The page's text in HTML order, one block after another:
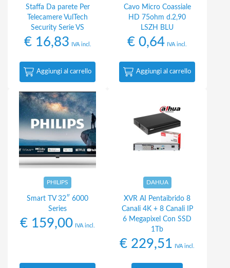
Staffa Da parete Per
Telecamere VulTech
Security Serie VS
€16,83 IVA incl.
Aggiungi al carrello
Cavo Micro Coassiale
HD 75ohm d.2,90
LSZH BLU
€ 0,64 IVA incl.
Aggiungi al carrello
PHILIPS
Smart TV 32″ 6000
Series
€ 159,00 IVA incl.
DAHUA
XVR AI Pentaibrido 8
Canali 4K + 8 Canali IP
6 Megapixel Con SSD
1Tb
€ 229,51 IVA incl.